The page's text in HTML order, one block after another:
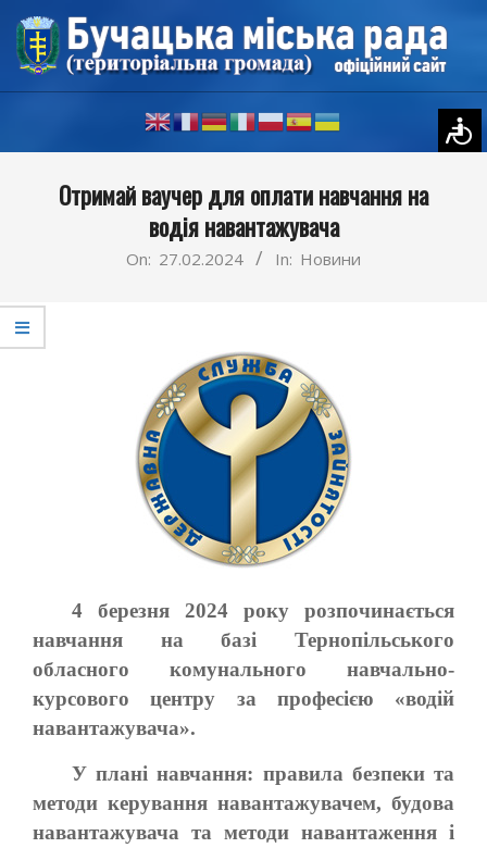
Skip
content
NavigationОтримай ваучер для оплати навчання на
водія навантажувача
On: 27.02.2024 In: Новини
4 березня 2024 року розпочинається
навчання на базі Тернопільського
обласного комунального навчально-
курсового центру за професією «водій
навантажувача».
У плані навчання: правила безпеки та
методи керування навантажувачем, будова
навантажувача та методи навантаження і